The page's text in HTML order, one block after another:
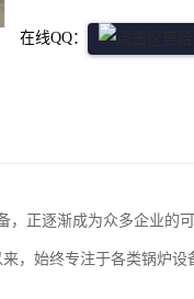
在线QQ：
，正逐渐成为众多企业的
，始终专注于各类锅炉